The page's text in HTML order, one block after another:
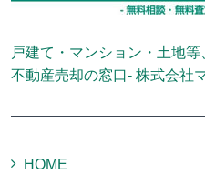
戸建て・マンション・土地
不動産売却の窓口- 株式会社
HOME